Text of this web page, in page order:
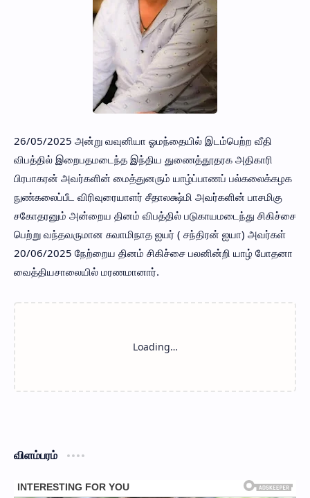
26/05/2025 அன்று வவுனியா ஓமந்தையில் இடம்பெற்ற வீதி
விபத்தில் இறைபதமடைந்த இந்திய துணைத்தூதரக அதிகாரி
பிரபாகரன் அவர்களின் மைத்துனரும் யாழ்ப்பாணப் பல்கலைக்கழக
நுண்கலைப்பீட விரிவுரையாளர் சீதாலக்ஷ்மி அவர்களின் பாசமிகு
சகோதரனும் அன்றைய தினம் விபத்தில் படுகாயமடைந்து சிகிச்சை
பெற்று வந்தவருமான சுவாமிநாத ஐயர் ( சந்திரன் ஐயா) அவர்கள்
20/06/2025 நேற்றைய தினம் சிகிச்சை பலனின்றி யாழ் போதனா
வைத்தியசாலையில் மரணமானார்.
விளம்பரம்